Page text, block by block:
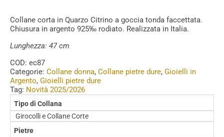
Collane corta in Quarzo Citrino a goccia tonda faccettata.
Chiusura in argento 925‰ rodiato. Realizzata in Italia.
Lunghezza: 47 cm
COD: ec87
Categorie: Collane donna, Collane pietre dure, Gioielli in
Argento, Gioielli pietre dure
Tag: Novità 2025/2026
Tipo di Collana
Girocolli e Collane Corte
Pietre